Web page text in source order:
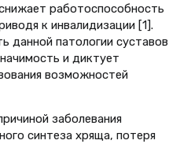
работоспособность
к инвалидизации [1].
данной патологии суста­вов
и диктует
возможностей
заболевания
синтеза хряща, потеря